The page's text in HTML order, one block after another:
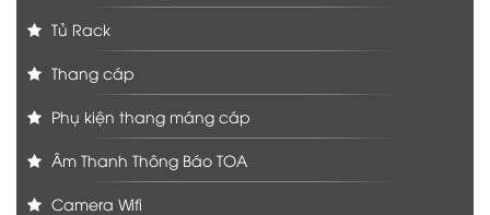
Tủ Rack
Thang cáp
Phụ kiện thang máng cáp
Âm Thanh Thông Báo TOA
Camera Wifi